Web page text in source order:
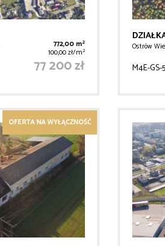
772,00 m2
100,00 zł/m2
77 200 zł
Ostrów
M4E-GS-
OFERTA NA WYŁĄCZNOŚĆ